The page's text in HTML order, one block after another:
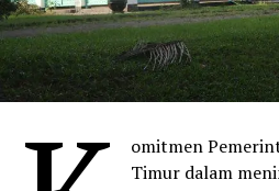
omitmen
Timur dalam